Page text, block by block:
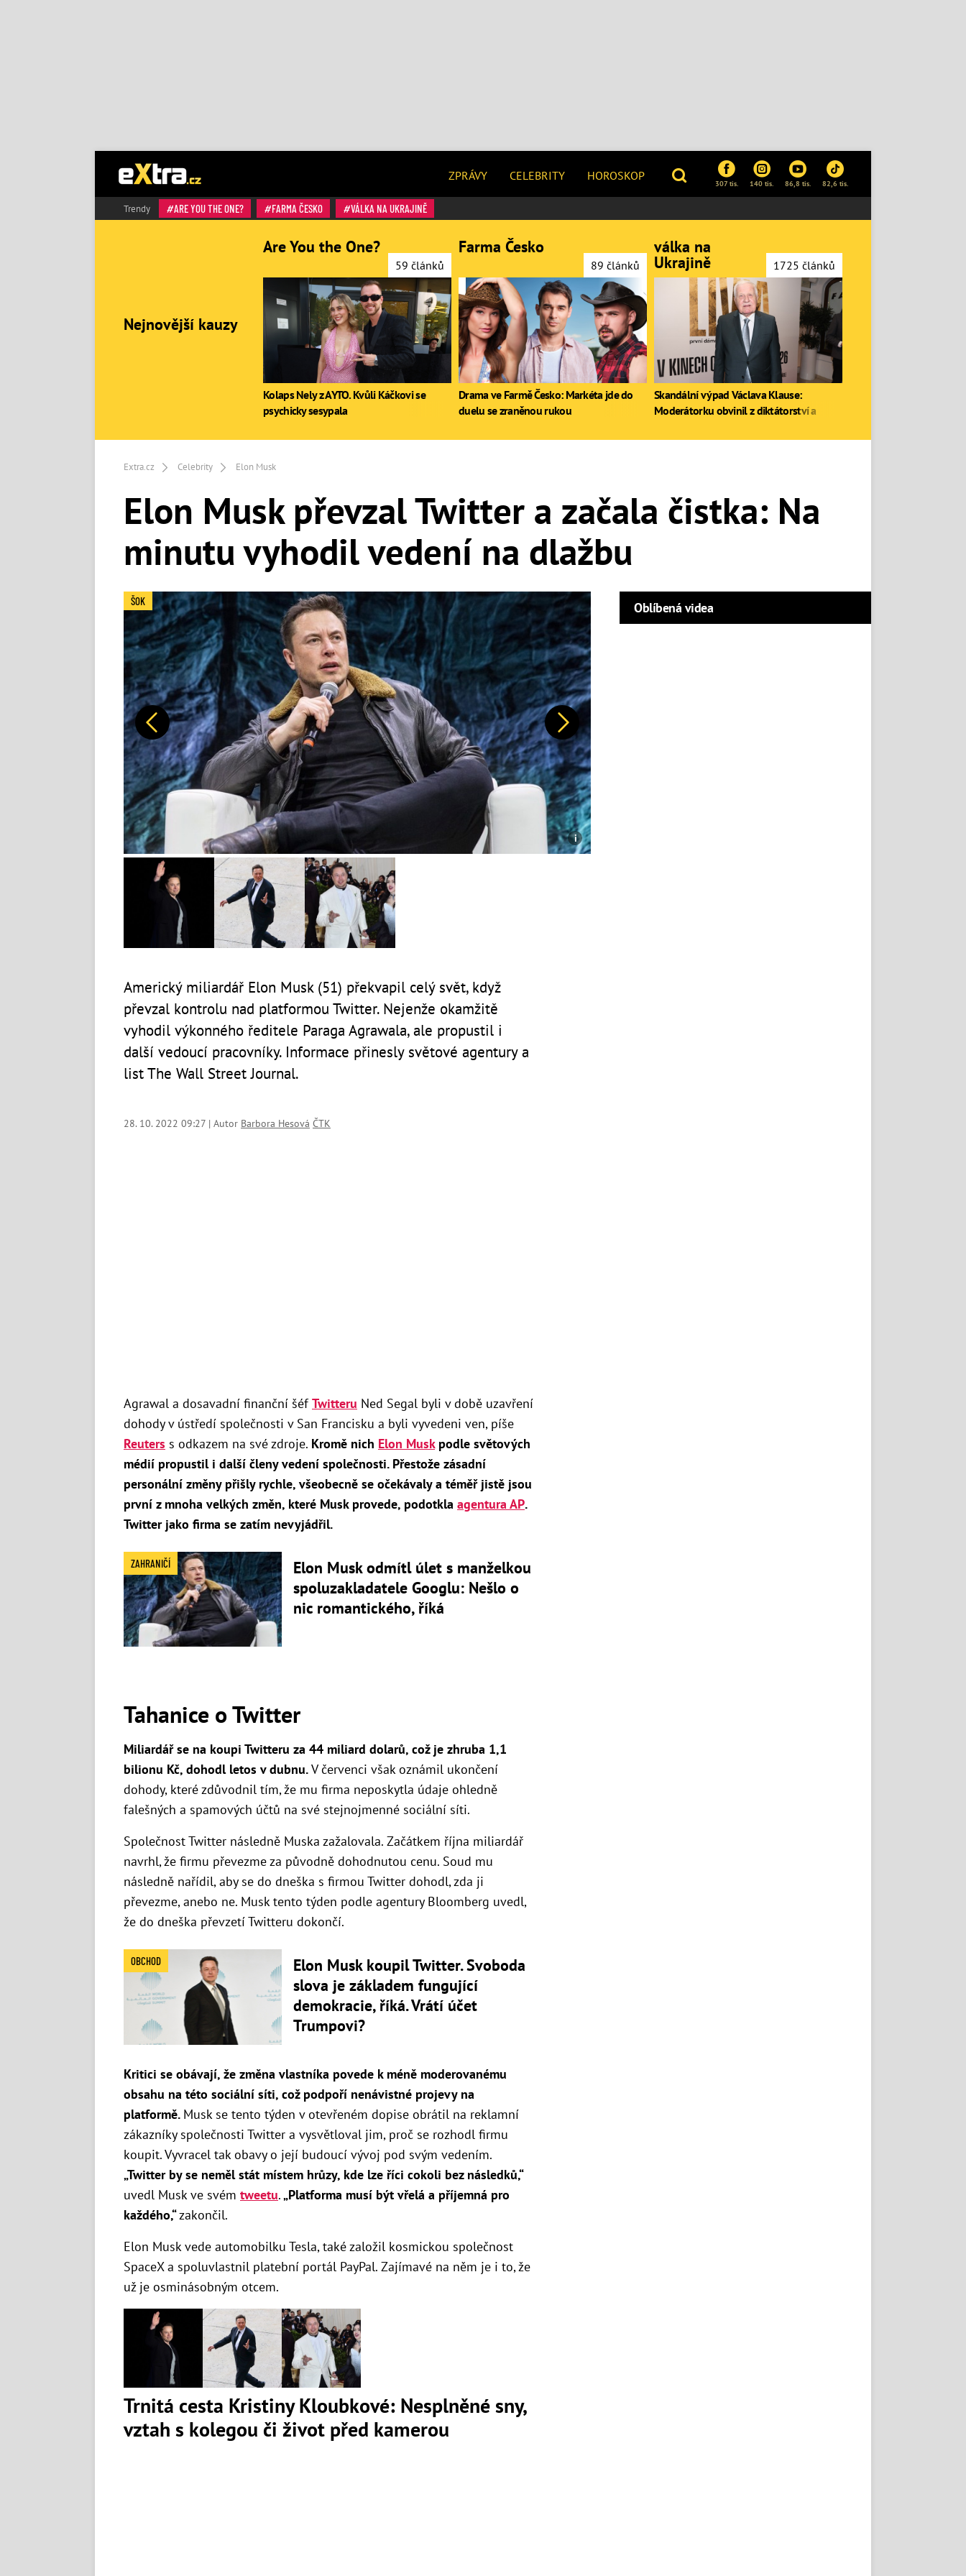
ZPRÁVY CELEBRITY HOROSKOP
307 tis. 140 tis. 86,8 tis. 82,6 tis.
Trendy ARE YOU THE ONE? FARMA ČESKO VÁLKA NA UKRAJINĚ
Extra.cz Celebrity Elon Musk
Elon Musk převzal Twitter a začala čistka: Na
minutu vyhodil vedení na dlažbu
Předchozí Další
ŠOK
Americký miliardář Elon Musk (51) překvapil celý svět, když
převzal kontrolu nad platformou Twitter. Nejenže okamžitě
vyhodil výkonného ředitele Paraga Agrawala, ale propustil i
další vedoucí pracovníky. Informace přinesly světové agentury a
list The Wall Street Journal.
28. 10. 2022 09:27 | Autor Barbora Hesová ČTK
Agrawal a dosavadní finanční šéfTwitteru Ned Segal byli v době uzavření
dohody v ústředí společnosti v San Francisku a byli vyvedeni ven, píše
Reuters s odkazem na své zdroje. Kromě nich Elon Muskpodle světových
médií propustil i další členy vedení společnosti. Přestože zásadní
personální změny přišly rychle, všeobecně se očekávaly a téměř jistě jsou
první z mnoha velkých změn, které Musk provede, podotkla agentura AP.
Twitter jako firma se zatím nevyjádřil.
ZAHRANIČÍ
Elon Musk odmítl úlet s manželkou
spoluzakladatele Googlu: Nešlo o
nic romantického, říká
Tahanice o Twitter
Miliardář se na koupi Twitteru za 44 miliard dolarů, což je zhruba 1,1
bilionu Kč, dohodl letos v dubnu.V červenci však oznámil ukončení
dohody, které zdůvodnil tím, že mu firma neposkytla údaje ohledně
falešných a spamových účtů na své stejnojmenné sociální síti.
Společnost Twitter následně Muska zažalovala. Začátkem října miliardář
navrhl, že firmu převezme za původně dohodnutou cenu. Soud mu
následně nařídil, aby se do dneška s firmou Twitter dohodl, zda ji
převezme, anebo ne. Musk tento týden podle agentury Bloomberg uvedl,
že do dneška převzetí Twitteru dokončí.
OBCHOD
Elon Musk koupil Twitter. Svoboda
slova je základem fungující
demokracie, říká. Vrátí účet
Trumpovi?
Kritici se obávají, že změna vlastníka povede k méně moderovanému
obsahu na této sociální síti, což podpoří nenávistné projevy na
platformě. Musk se tento týden v otevřeném dopise obrátil na reklamní
zákazníky společnosti Twitter a vysvětloval jim, proč se rozhodl firmu
koupit. Vyvracel tak obavy o její budoucí vývoj pod svým vedením.
„Twitter by se neměl stát místem hrůzy, kde lze říci cokoli bez následků,“
uvedl Musk ve svém tweetu.„Platforma musí být vřelá a příjemná pro
každého,“zakončil.
Elon Musk vede automobilku Tesla, také založil kosmickou společnost
SpaceX a spoluvlastnil platební portál PayPal. Zajímavé na něm je i to, že
už je osminásobným otcem.
Trnitá cesta Kristiny Kloubkové: Nesplněné sny,
vztah s kolegou či život před kamerou
Oblíbená videa
Nejnovější kauzy
Are You the One?
59 článků
Kolaps Nely z AYTO. Kvůli Káčkovi se
psychicky sesypala
Farma Česko
89 článků
Drama ve Farmě Česko: Markéta jde do
duelu se zraněnou rukou
válka na
Ukrajině 1725 článků
Skandální výpad Václava Klause:
Moderátorku obvinil z diktátorství a